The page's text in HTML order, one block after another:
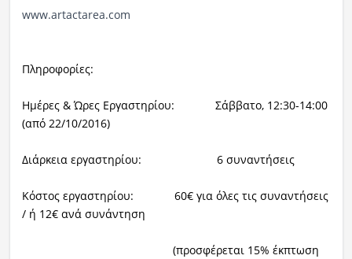
www.artactarea.com
Πληροφορίες:
Ημέρες & Ώρες Εργαστηρίου: Σάββατο, 12:30-14:00
(από 22/10/2016)
Διάρκεια εργαστηρίου: 6 συναντήσεις
Κόστος εργαστηρίου: 60€ για όλες τις συναντήσεις
/ ή 12€ ανά συνάντηση
(προσφέρεται 15% έκπτωση